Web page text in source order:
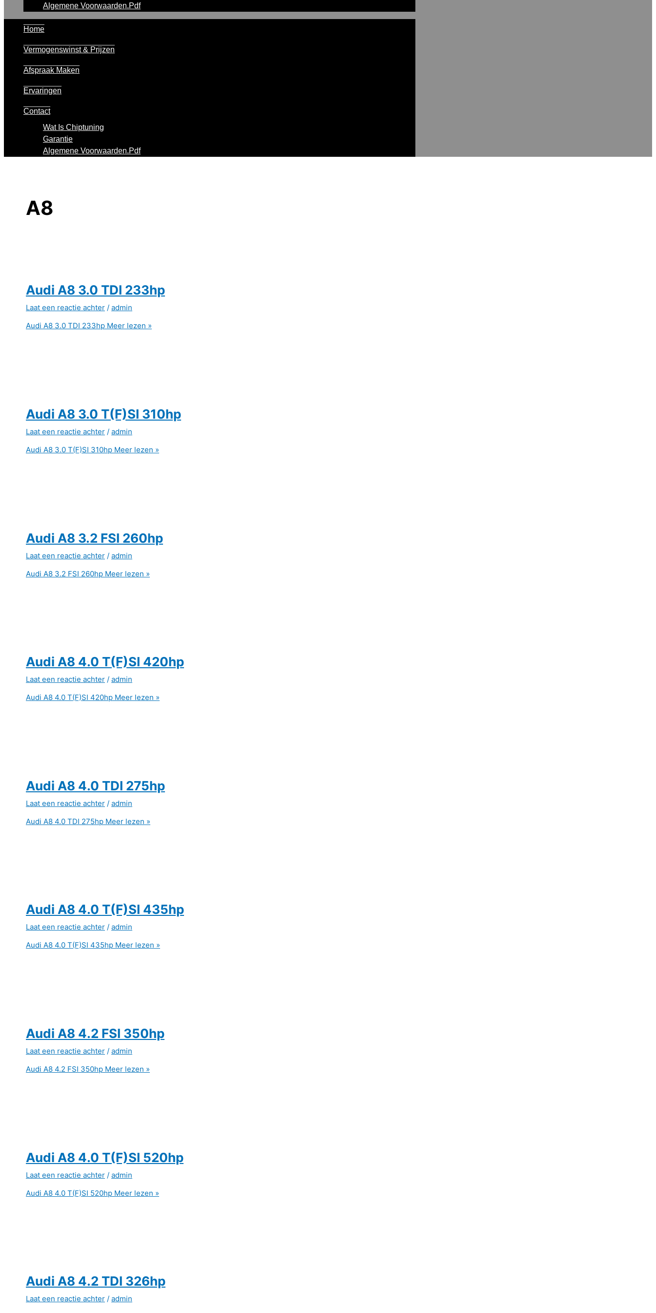
Algemene Voorwaarden.pdf
Home
Vermogenswinst & Prijzen
Afspraak Maken
Ervaringen
Contact
Wat Is Chiptuning
Garantie
Algemene Voorwaarden.pdf
A8
Audi A8 3.0 TDI 233hp
Laat een reactie achter / admin
Audi A8 3.0 TDI 233hp Meer lezen »
Audi A8 3.0 T(F)SI 310hp
Laat een reactie achter / admin
Audi A8 3.0 T(F)SI 310hp Meer lezen »
Audi A8 3.2 FSI 260hp
Laat een reactie achter / admin
Audi A8 3.2 FSI 260hp Meer lezen »
Audi A8 4.0 T(F)SI 420hp
Laat een reactie achter / admin
Audi A8 4.0 T(F)SI 420hp Meer lezen »
Audi A8 4.0 TDI 275hp
Laat een reactie achter / admin
Audi A8 4.0 TDI 275hp Meer lezen »
Audi A8 4.0 T(F)SI 435hp
Laat een reactie achter / admin
Audi A8 4.0 T(F)SI 435hp Meer lezen »
Audi A8 4.2 FSI 350hp
Laat een reactie achter / admin
Audi A8 4.2 FSI 350hp Meer lezen »
Audi A8 4.0 T(F)SI 520hp
Laat een reactie achter / admin
Audi A8 4.0 T(F)SI 520hp Meer lezen »
Audi A8 4.2 TDI 326hp
Laat een reactie achter / admin